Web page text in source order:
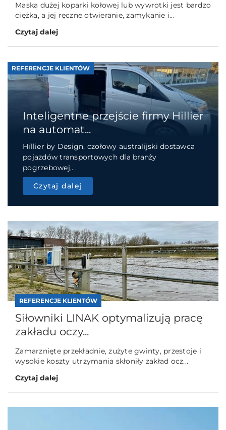
Maska dużej koparki kołowej lub wywrotki jest bardzo
ciężka, a jej ręczne otwieranie, zamykanie i...
Czytaj dalej
REFERENCJE KLIENTÓW
Inteligentne przejście firmy Hillier
na automat...
Hillier by Design, czołowy australijski dostawca
pojazdów transportowych dla branży
pogrzebowej,...
Czytaj dalej
REFERENCJE KLIENTÓW
Siłowniki LINAK optymalizują pracę
zakładu oczy...
Zamarznięte przekładnie, zużyte gwinty, przestoje i
wysokie koszty utrzymania skłoniły zakład ocz...
Czytaj dalej